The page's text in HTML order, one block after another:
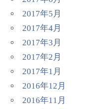
2017年5月
2017年4月
2017年3月
2017年2月
2017年1月
2016年12月
2016年11月